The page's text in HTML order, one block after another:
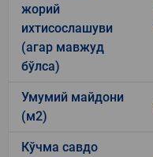
жорий
ихтисослашуви
(агар мавжуд
бўлса)
Умумий майдони
(м2)
Кўчма савдо